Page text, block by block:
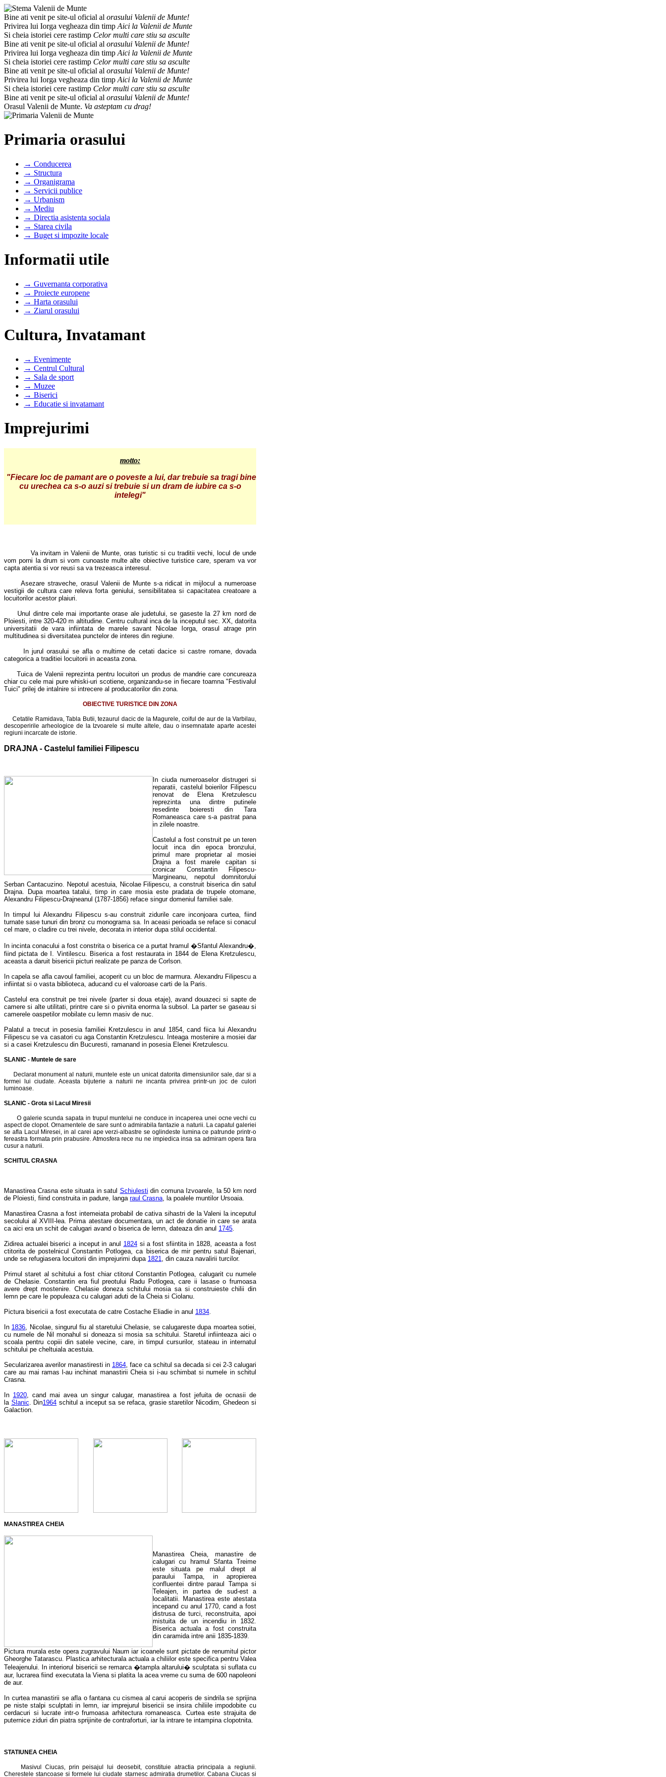
Bine ati venit pe site-ul oficial al orasului Valenii de Munte!
Privirea lui Iorga vegheaza din timp Aici la Valenii de Munte
Si cheia istoriei cere rastimp Celor multi care stiu sa asculte
Bine ati venit pe site-ul oficial al orasului Valenii de Munte!
Privirea lui Iorga vegheaza din timp Aici la Valenii de Munte
Si cheia istoriei cere rastimp Celor multi care stiu sa asculte
Bine ati venit pe site-ul oficial al orasului Valenii de Munte!
Privirea lui Iorga vegheaza din timp Aici la Valenii de Munte
Si cheia istoriei cere rastimp Celor multi care stiu sa asculte
Bine ati venit pe site-ul oficial al orasului Valenii de Munte!
Orasul Valenii de Munte. Va asteptam cu drag!
Primaria orasului
→ Conducerea
→ Structura
→ Organigrama
→ Servicii publice
→ Urbanism
→ Mediu
→ Directia asistenta sociala
→ Starea civila
→ Buget si impozite locale
Informatii utile
→ Guvernanta corporativa
→ Proiecte europene
→ Harta orasului
→ Ziarul orasului
Cultura, Invatamant
→ Evenimente
→ Centrul Cultural
→ Sala de sport
→ Muzee
→ Biserici
→ Educatie si invatamant
Imprejurimi
motto:
"Fiecare loc de pamant are o poveste a lui, dar trebuie sa tragi bine
cu urechea ca s-o auzi si trebuie si un dram de iubire ca s-o
intelegi"
Va invitam in Valenii de Munte, oras turistic si cu traditii vechi, locul de unde
vom porni la drum si vom cunoaste multe alte obiective turistice care, speram va vor
capta atentia si vor reusi sa va trezeasca interesul.
Asezare straveche, orasul Valenii de Munte s-a ridicat in mijlocul a numeroase
vestigii de cultura care releva forta geniului, sensibilitatea si capacitatea creatoare a
locuitorilor acestor plaiuri.
Unul dintre cele mai importante orase ale judetului, se gaseste la 27 km nord de
Ploiesti, intre 320-420 m altitudine. Centru cultural inca de la inceputul sec. XX, datorita
universitatii de vara infiintata de marele savant Nicolae Iorga, orasul atrage prin
multitudinea si diversitatea punctelor de interes din regiune.
In jurul orasului se afla o multime de cetati dacice si castre romane, dovada
categorica a traditiei locuitorii in aceasta zona.
Tuica de Valenii reprezinta pentru locuitori un produs de mandrie care concureaza
chiar cu cele mai pure whiski-uri scotiene, organizandu-se in fiecare toamna "Festivalul
Tuici" prilej de intalnire si intrecere al producatorilor din zona.
OBIECTIVE TURISTICE DIN ZONA
Cetatile Ramidava, Tabla Butii, tezaurul dacic de la Magurele, coiful de aur de la Varbilau,
descoperirile arheologice de la Izvoarele si multe altele, dau o insemnatate aparte acestei
regiuni incarcate de istorie.
DRAJNA - Castelul familiei Filipescu
In ciuda numeroaselor distrugeri si
reparatii, castelul boierilor Filipescu
renovat de Elena Kretzulescu
reprezinta una dintre putinele
resedinte boieresti din Tara
Romaneasca care s-a pastrat pana
in zilele noastre.
Castelul a fost construit pe un teren
locuit inca din epoca bronzului,
primul mare proprietar al mosiei
Drajna a fost marele capitan si
cronicar Constantin Filipescu-
Margineanu, nepotul domnitorului
Serban Cantacuzino. Nepotul acestuia, Nicolae Filipescu, a construit biserica din satul
Drajna. Dupa moartea tatalui, timp in care mosia este pradata de trupele otomane,
Alexandru Filipescu-Drajneanul (1787-1856) reface singur domeniul familiei sale.
In timpul lui Alexandru Filipescu s-au construit zidurile care inconjoara curtea, fiind
turnate sase tunuri din bronz cu monograma sa. In aceasi perioada se reface si conacul
cel mare, o cladire cu trei nivele, decorata in interior dupa stilul occidental.
In incinta conacului a fost constrita o biserica ce a purtat hramul �Sfantul Alexandru�,
fiind pictata de I. Vintilescu. Biserica a fost restaurata in 1844 de Elena Kretzulescu,
aceasta a daruit bisericii picturi realizate pe panza de Corlson.
In capela se afla cavoul familiei, acoperit cu un bloc de marmura. Alexandru Filipescu a
infiintat si o vasta biblioteca, aducand cu el valoroase carti de la Paris.
Castelul era construit pe trei nivele (parter si doua etaje), avand douazeci si sapte de
camere si alte utilitati, printre care si o pivnita enorma la subsol. La parter se gaseau si
camerele oaspetilor mobilate cu lemn masiv de nuc.
Palatul a trecut in posesia familiei Kretzulescu in anul 1854, cand fiica lui Alexandru
Filipescu se va casatori cu aga Constantin Kretzulescu. Inteaga mostenire a mosiei dar
si a casei Kretzulescu din Bucuresti, ramanand in posesia Elenei Kretzulescu.
SLANIC - Muntele de sare
Declarat monument al naturii, muntele este un unicat datorita dimensiunilor sale, dar si a
formei lui ciudate. Aceasta bijuterie a naturii ne incanta privirea printr-un joc de culori
luminoase.
SLANIC - Grota si Lacul Miresii
O galerie scunda sapata in trupul muntelui ne conduce in incaperea unei ocne vechi cu
aspect de clopot. Ornamentele de sare sunt o admirabila fantazie a naturii. La capatul galeriei
se afla Lacul Miresei, in al carei ape verzi-albastre se oglindeste lumina ce patrunde printr-o
fereastra formata prin prabusire. Atmosfera rece nu ne impiedica insa sa admiram opera fara
cusur a naturii.
SCHITUL CRASNA
Manastirea Crasna este situata in satul Schiulesti din comuna Izvoarele, la 50 km nord
de Ploiesti, fiind construita in padure, langa raul Crasna , la poalele muntilor Ursoaia.
Manastirea Crasna a fost intemeiata probabil de cativa sihastri de la Valeni la inceputul
secolului al XVIII-lea. Prima atestare documentara, un act de donatie in care se arata
ca aici era un schit de calugari avand o biserica de lemn, dateaza din anul 1745
Zidirea actualei biserici a inceput in anul 1824si a fost sfiintita in 1828, aceasta a fost
ctitorita de postelnicul Constantin Potlogea, ca biserica de mir pentru satul Bajenari,
unde se refugiasera locuitorii din imprejurimi dupa 1821 , din cauza navalirii turcilor.
Primul staret al schitului a fost chiar ctitorul Constantin Potlogea, calugarit cu numele
de Chelasie. Constantin era fiul preotului Radu Potlogea, care ii lasase o frumoasa
avere drept mostenire. Chelasie doneza schitului mosia sa si construieste chilii din
lemn pe care le populeaza cu calugari aduti de la Cheia si Ciolanu.
Pictura bisericii a fost executata de catre Costache Eliadie in anul 1834
In 1836 , Nicolae, singurul fiu al staretului Chelasie, se calugareste dupa moartea sotiei,
cu numele de Nil monahul si doneaza si mosia sa schitului. Staretul infiinteaza aici o
scoala pentru copiii din satele vecine, care, in timpul cursurilor, stateau in internatul
schitului pe cheltuiala acestuia.
Secularizarea averilor manastiresti in 1864 , face ca schitul sa decada si cei 2-3 calugari
care au mai ramas l-au inchinat manastirii Cheia si i-au schimbat si numele in schitul
Crasna.
In 1920 , cand mai avea un singur calugar, manastirea a fost jefuita de ocnasii de
la Slanic . Din1964 schitul a inceput sa se refaca, grasie staretilor Nicodim, Ghedeon si
Galaction.
MANASTIREA CHEIA
Manastirea Cheia, manastire de
calugari cu hramul Sfanta Treime
este situata pe malul drept al
paraului Tampa, in apropierea
confluentei dintre paraul Tampa si
Teleajen, in partea de sud-est a
localitatii. Manastirea este atestata
incepand cu anul 1770, cand a fost
distrusa de turci, reconstruita, apoi
mistuita de un incendiu in 1832.
Biserica actuala a fost construita
din caramida intre anii 1835-1839.
Pictura murala este opera zugravului Naum iar icoanele sunt pictate de renumitul pictor
Gheorghe Tatarascu. Plastica arhitecturala actuala a chiliilor este specifica pentru Valea
Teleajenului. In interiorul bisericii se remarca �tampla altarului� sculptata si suflata cu
aur, lucrarea fiind executata la Viena si platita la acea vreme cu suma de 600 napoleoni
de aur.
In curtea manastirii se afla o fantana cu cismea al carui acoperis de sindrila se sprijina
pe niste stalpi sculptati in lemn, iar imprejurul bisericii se insira chiliile impodobite cu
cerdacuri si lucrate intr-o frumoasa arhitectura romaneasca. Curtea este strajuita de
puternice ziduri din piatra sprijinite de contraforturi, iar la intrare te intampina clopotnita.
STATIUNEA CHEIA
Masivul Ciucas, prin peisajul lui deosebit, constituie atractia principala a regiunii.
Cherestele stancoase si formele lui ciudate starnesc admiratia drumetilor. Cabana Ciucas si